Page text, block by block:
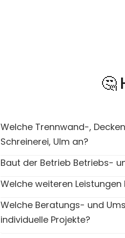
🤔
Welche Trennwand-,
Schreinerei, Ulm an?
Baut der Betrieb Betriebs-
Welche weiteren
Welche Beratungs- und
individuelle Projekte?